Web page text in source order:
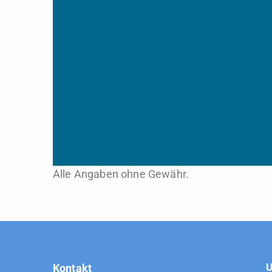
Alle Angaben ohne Gewähr.
Kontakt